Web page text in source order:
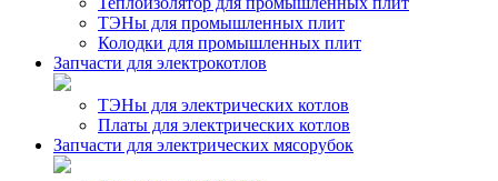
ТЭНы для промышленных плит
Колодки для промышленных плит
Запчасти для электрокотлов
ТЭНы для электрических котлов
Платы для электрических котлов
Запчасти для электрических мясорубок